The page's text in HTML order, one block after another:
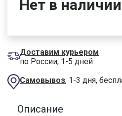
Нет в наличии
Доставим курьером
по России, 1-5 дней
Самовывоз, 1-3 дня,
Описание